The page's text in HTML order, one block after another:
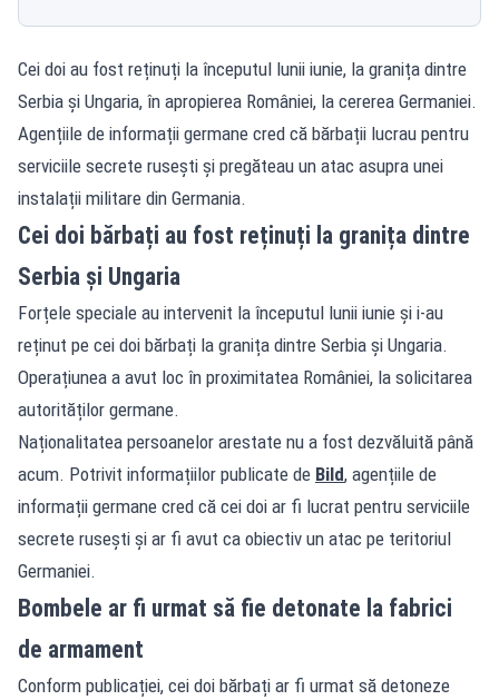
Cei doi au fost reținuți la începutul lunii iunie, la granița dintre
Serbia și Ungaria, în apropierea României, la cererea Germaniei.
Agențiile de informații germane cred că bărbații lucrau pentru
serviciile secrete rusești și pregăteau un atac asupra unei
instalații militare din Germania.
Cei doi bărbați au fost reținuți la granița dintre
Serbia și Ungaria
Forțele speciale au intervenit la începutul lunii iunie și i-au
reținut pe cei doi bărbați la granița dintre Serbia și Ungaria.
Operațiunea a avut loc în proximitatea României, la solicitarea
autorităților germane.
Naționalitatea persoanelor arestate nu a fost dezvăluită până
acum. Potrivit informațiilor publicate de Bild, agențiile de
informații germane cred că cei doi ar fi lucrat pentru serviciile
secrete rusești și ar fi avut ca obiectiv un atac pe teritoriul
Germaniei.
Bombele ar fi urmat să fie detonate la fabrici
de armament
Conform publicației, cei doi bărbați ar fi urmat să detoneze